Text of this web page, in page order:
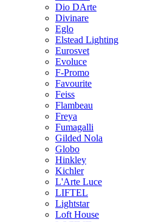
Dio DArte
Divinare
Eglo
Elstead Lighting
Eurosvet
Evoluce
F-Promo
Favourite
Feiss
Flambeau
Freya
Fumagalli
Gilded Nola
Globo
Hinkley
Kichler
L'Arte Luce
LIFTEL
Lightstar
Loft House